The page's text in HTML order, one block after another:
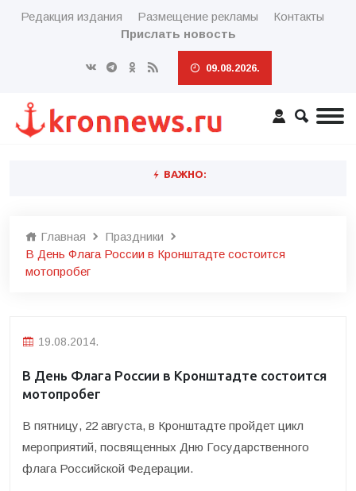
Редакция издания Размещение рекламы
Контакты
Прислать новость
09.08.2026.
ВАЖНО:
Главная
Праздники
В День Флага России в Кронштадте состоится
мотопробег
19.08.2014.
В День Флага России в Кронштадте состоится
мотопробег
В пятницу, 22 августа, в Кронштадте пройдет цикл
мероприятий, посвященных Дню Государственного
флага Российской Федерации.